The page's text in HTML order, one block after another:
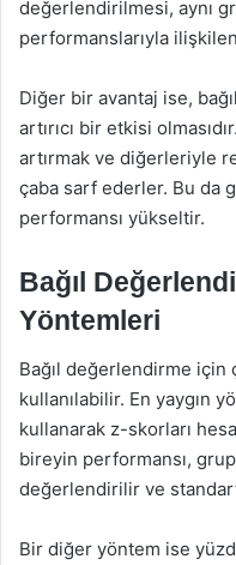
değerlendirilmesi, aynı
performanslarıyla
Diğer bir avantaj ise,
artırıcı bir etkisi
artırmak ve diğerleriyle
çaba sarf ederler. Bu da
performansı yükseltir.
Bağıl
Yöntemleri
Bağıl değerlendirme
kullanılabilir. En yaygın
kullanarak z-skorları
bireyin performansı,
değerlendirilir ve
Bir diğer yöntem ise